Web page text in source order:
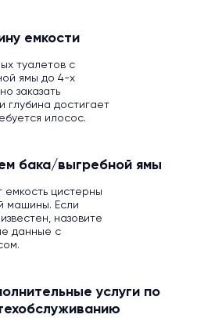
емкости
туалетов с
ямы до 4-х
заказать
глубина достигает
илосос.
бака/выгребной ямы
емкость цистерны
машины. Если
назовите
данные с
услуги по